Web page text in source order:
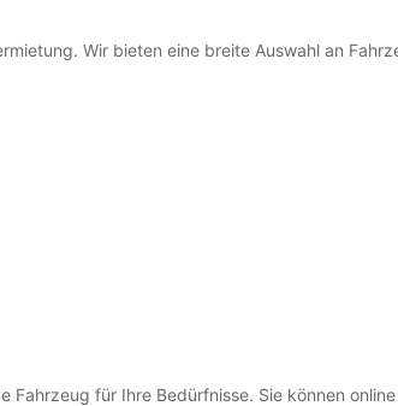
Wir bieten eine breite Auswahl an
für Ihre Bedürfnisse. Sie können